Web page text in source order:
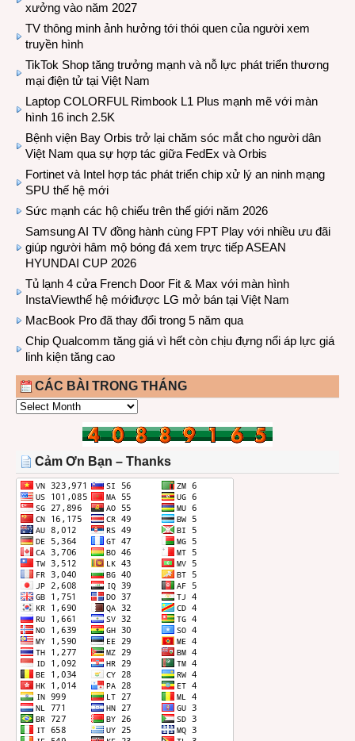
xưởng vào năm 2027
TV thông minh ảnh hưởng tới thói quen của người xem
truyền hình
TikTok Shop tăng trưởng mạnh và nỗ lực phát triển thương
mại điện tử tại Việt Nam
Laptop COLORFUL Rimbook L1 Plus mạnh mẽ với màn
hình 16 inch 2.5K
Bệnh viện Bay Orbis trở lại chăm sóc mắt cho người dân
Việt Nam qua sự hợp tác giữa FedEx và Orbis
Fortinet và Intel hợp tác phát triển chip xử lý an ninh mạng
SPU thế hệ mới
Sức mạnh các hộ chiếu trên thế giới năm 2026
Samsung AI TV đồng hành cùng FPT Play với nhiều ưu đãi
giúp người hâm mộ bóng đá xem trực tiếp ASEAN
HYUNDAI CUP 2026
Tủ lạnh 4 cửa French Door Fit & Max với màn hình
InstaViewthế hệ mớiđược LG mở bán tại Việt Nam
MacBook Pro đã thay đổi trong 5 năm qua
Chip Qualcomm tăng giá vì hết còn chịu đựng nổi áp lực giá
linh kiện tăng cao
CÁC BÀI TRONG THÁNG
CÁC
THÁNG
Cảm Ơn Bạn – Thanks